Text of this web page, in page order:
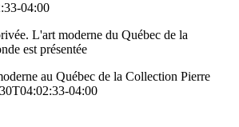
04:00
L'art moderne du Québec de la
est présentée
au Québec de la Collection Pierre
04:00